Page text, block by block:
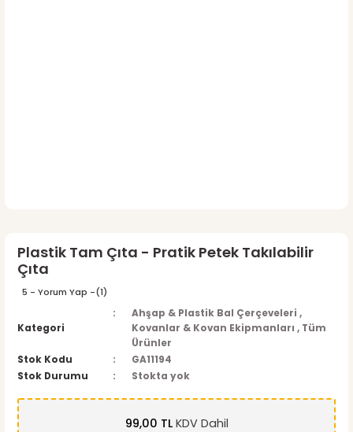
Plastik Tam Çıta - Pratik Petek Takılabilir
Çıta
5 - Yorum Yap -(1)
Kategori
Ahşap & Plastik Bal Çerçeveleri ,
Kovanlar & Kovan Ekipmanları , Tüm
Ürünler
Stok Kodu
GA11194
Stok Durumu
Stokta yok
99,00 TLKDV Dahil